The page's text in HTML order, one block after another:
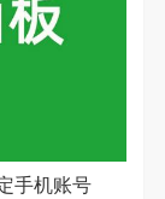
手机账号